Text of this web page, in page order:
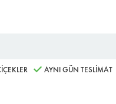
AYNI GÜN TESLİMAT